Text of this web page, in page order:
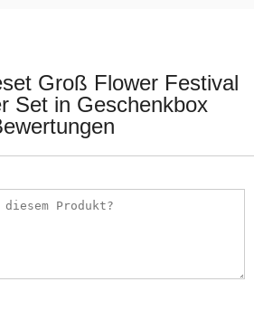
Groß Flower Festival
Set in Geschenkbox